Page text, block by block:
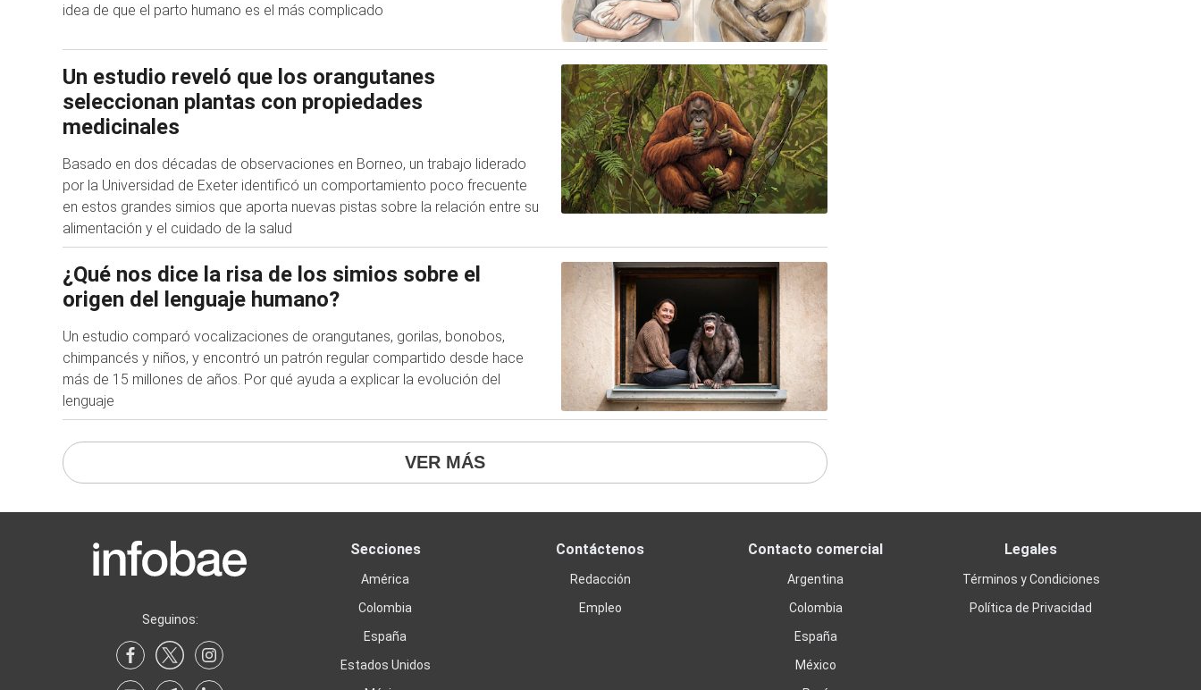
idea de que el parto humano es el más complicado
Un estudio reveló que los orangutanes
seleccionan plantas con propiedades
medicinales
Basado en dos décadas de observaciones en Borneo, un trabajo liderado
por la Universidad de Exeter identificó un comportamiento poco frecuente
en estos grandes simios que aporta nuevas pistas sobre la relación entre su
alimentación y el cuidado de la salud
¿Qué nos dice la risa de los simios sobre el
origen del lenguaje humano?
Un estudio comparó vocalizaciones de orangutanes, gorilas, bonobos,
chimpancés y niños, y encontró un patrón regular compartido desde hace
más de 15 millones de años. Por qué ayuda a explicar la evolución del
lenguaje
VER MÁS
Seguinos:
Secciones
América
Colombia
España
Estados Unidos
Contáctenos
Redacción
Empleo
Contacto comercial
Argentina
Colombia
España
México
Legales
Términos y Condiciones
Política de Privacidad